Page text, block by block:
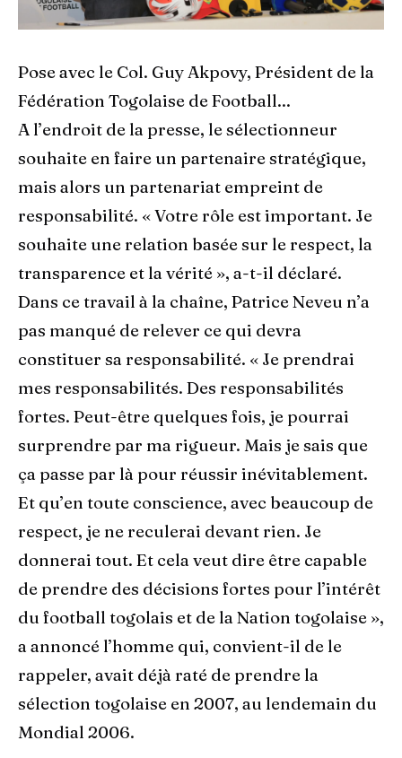
Pose avec le Col. Guy Akpovy, Président de la
Fédération Togolaise de Football...
A l’endroit de la presse, le sélectionneur
souhaite en faire un partenaire stratégique,
mais alors un partenariat empreint de
responsabilité. « Votre rôle est important. Je
souhaite une relation basée sur le respect, la
transparence et la vérité », a-t-il déclaré.
Dans ce travail à la chaîne, Patrice Neveu n’a
pas manqué de relever ce qui devra
constituer sa responsabilité. « Je prendrai
mes responsabilités. Des responsabilités
fortes. Peut-être quelques fois, je pourrai
surprendre par ma rigueur. Mais je sais que
ça passe par là pour réussir inévitablement.
Et qu’en toute conscience, avec beaucoup de
respect, je ne reculerai devant rien. Je
donnerai tout. Et cela veut dire être capable
de prendre des décisions fortes pour l’intérêt
du football togolais et de la Nation togolaise »,
a annoncé l’homme qui, convient-il de le
rappeler, avait déjà raté de prendre la
sélection togolaise en 2007, au lendemain du
Mondial 2006.